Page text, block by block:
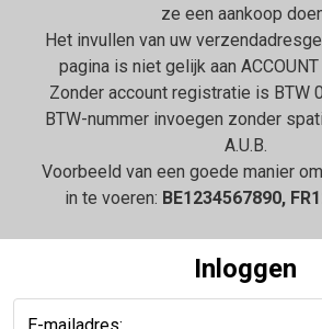
ze een aankoop
Het invullen van uw
pagina is niet gelijk aan ACCOUNT
Zonder account registratie is BTW
BTW-nummer invoegen zonder
A.U.B.
Voorbeeld van een goede manier
in te voeren: BE1234567890,
Inloggen